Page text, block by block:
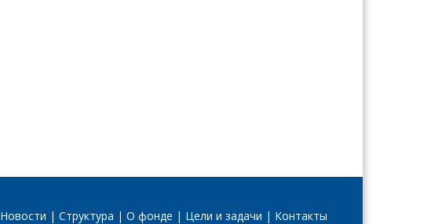
Новости Структура О фонде Цели и задачи Контакты